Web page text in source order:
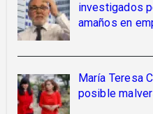
investigados
amaños en
María Teresa
posible